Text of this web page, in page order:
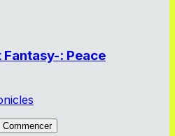
: Peace
Commencer